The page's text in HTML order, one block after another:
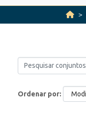
Ordenar por